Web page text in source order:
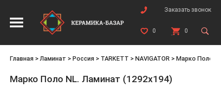
Заказать звонок
0 0
Главная > Ламинат > Россия > TARKETT > NAVIGATOR > Марко Поло
Марко Поло NL. Ламинат (1292х194)